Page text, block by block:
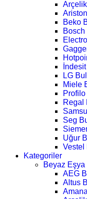
Beko
Bosch
LG
Miele
Regal
Seg
Uğur
Vestel
Kategoriler
Beyaz Eşya
AEG
Altus